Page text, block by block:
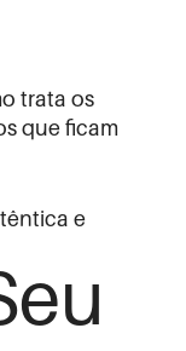
trata os
que ficam
e